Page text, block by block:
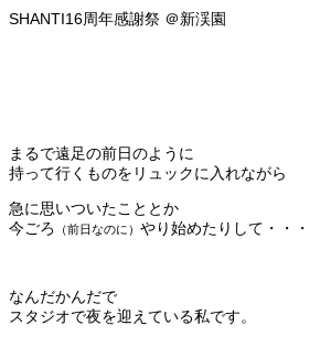
SHANTI16周年感謝祭 ＠新渓園
まるで遠足の前日のように
持って行くものをリュックに入れながら
急に思いついたこととか
今ごろ
（前日なのに） やり始めたりして・・・
なんだかんだで
スタジオで夜を迎えている私です。